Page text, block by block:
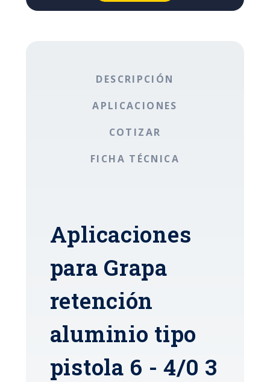
DESCRIPCIÓN
APLICACIONES
COTIZAR
FICHA TÉCNICA
Aplicaciones
para Grapa
retención
aluminio tipo
pistola 6 - 4/0 3